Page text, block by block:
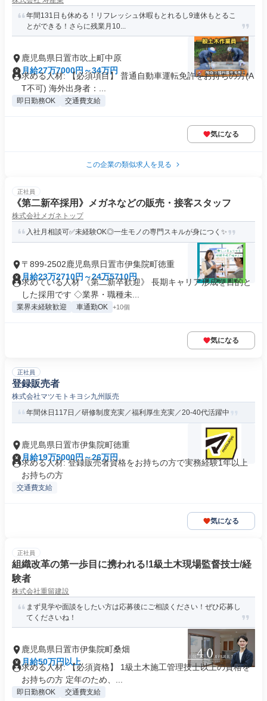
年間131日も休める！リフレッシュ休暇もとれるし9連休もとるこ
とができる！さらに残業月10...
鹿児島県日置市吹上町中原
月給27万7000円～34万円
求める人材: 【必須項目】 普通自動車運転免許をお持ちの方(A
T不可) 海外出身者：...
即日勤務OK 交通費支給
気になる
この企業の類似求人を見る
正社員
《第二新卒採用》メガネなどの販売・接客スタッフ
株式会社メガネトップ
入社月相談可✅未経験OK◎一生モノの専門スキルが身につく✨
〒899-2502鹿児島県日置市伊集院町徳重
月給23万2710円～24万5710円
求めている人材 《第二新卒歓迎》 長期キャリア形成を目的と
した採用です ◇業界・職種未...
業界未経験歓迎 車通勤OK +10個
気になる
正社員
登録販売者
株式会社マツモトキヨシ九州販売
年間休日117日／研修制度充実／福利厚生充実／20-40代活躍中
鹿児島県日置市伊集院町徳重
月給19万5000円～26万円
求める人材: 登録販売者資格をお持ちの方で実務経験1年以上
お持ちの方
交通費支給
気になる
正社員
組織改革の第一歩目に携われる!1級土木現場監督技士/経
験者
株式会社重留建設
まず見学や面談をしたい方は応募後にご相談ください！ぜひ応募し
てくださいね！
鹿児島県日置市伊集院町桑畑
月給50万円以上
求める人材: 【必須資格】 1級土木施工管理技士以上の資格を
お持ちの方 定年のため、...
即日勤務OK 交通費支給